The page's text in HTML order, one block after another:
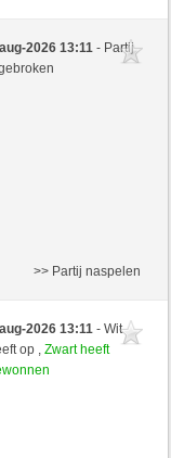
2026 13:11- Partij
>> Partij naspelen
2026 13:11- Wit
op ,Zwart heeft